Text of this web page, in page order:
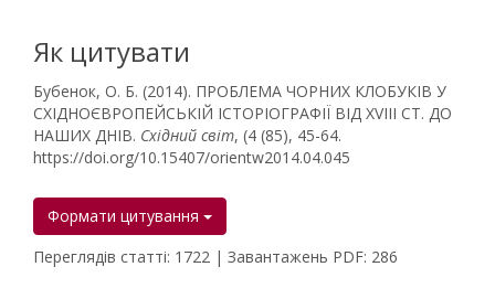
Як цитувати
Бубенок, О. Б. (2014). ПРОБЛЕМА ЧОРНИХ КЛОБУКІВ У
СХІДНОЄВРОПЕЙСЬКІЙ ІСТОРІОГРАФІЇ ВІД XVIII СТ. ДО
НАШИХ ДНІВ. Східний світ, (4 (85), 45-64.
https://doi.org/10.15407/orientw2014.04.045
Формати цитування
Переглядів статті: 1722 | Завантажень PDF: 286